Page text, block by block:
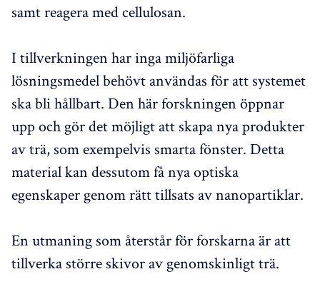
samt reagera med cellulosan.
I tillverkningen har inga miljöfarliga
lösningsmedel behövt användas för att systemet
ska bli hållbart. Den här forskningen öppnar
upp och gör det möjligt att skapa nya produkter
av trä, som exempelvis smarta fönster. Detta
material kan dessutom få nya optiska
egenskaper genom rätt tillsats av nanopartiklar.
En utmaning som återstår för forskarna är att
tillverka större skivor av genomskinligt trä.